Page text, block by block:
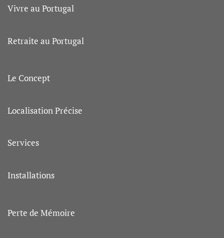
Vivre au Portugal
Retraite au Portugal
Le Concept
Localisation Précise
Services
Installations
Perte de Mémoire